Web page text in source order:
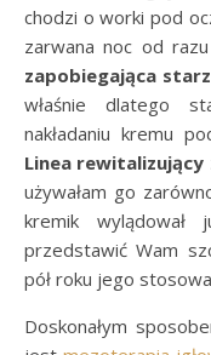
chodzi o worki pod
zarwana noc od
zapobiegająca
właśnie dlatego
nakładaniu kremu
Linea rewitalizujący
używałam go
kremik wylądował
przedstawić Wam
pół roku jego
Doskonałym